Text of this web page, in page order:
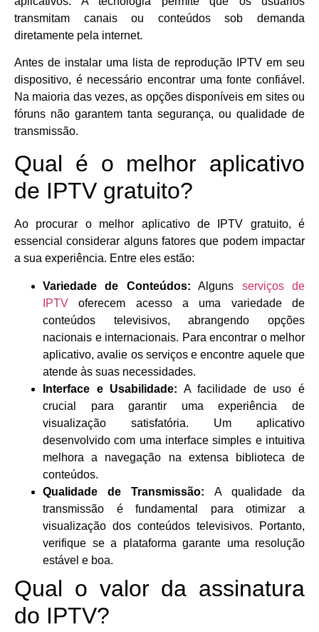
transmitam canais ou conteúdos sob demanda
diretamente pela internet.
Antes de instalar uma lista de reprodução IPTV em seu
dispositivo, é necessário encontrar uma fonte confiável.
Na maioria das vezes, as opções disponíveis em sites ou
fóruns não garantem tanta segurança, ou qualidade de
transmissão.
Qual é o melhor aplicativo
de IPTV gratuito?
Ao procurar o melhor aplicativo de IPTV gratuito, é
essencial considerar alguns fatores que podem impactar
a sua experiência. Entre eles estão:
Variedade de Conteúdos: Alguns serviços de
IPTV oferecem acesso a uma variedade de
conteúdos televisivos, abrangendo opções
nacionais e internacionais. Para encontrar o melhor
aplicativo, avalie os serviços e encontre aquele que
atende às suas necessidades.
Interface e Usabilidade: A facilidade de uso é
crucial para garantir uma experiência de
visualização satisfatória. Um aplicativo
desenvolvido com uma interface simples e intuitiva
melhora a navegação na extensa biblioteca de
conteúdos.
Qualidade de Transmissão: A qualidade da
transmissão é fundamental para otimizar a
visualização dos conteúdos televisivos. Portanto,
verifique se a plataforma garante uma resolução
estável e boa.
Qual o valor da assinatura
do IPTV?